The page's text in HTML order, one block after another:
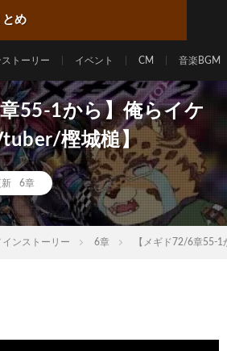
め
ストーリー イベント CM 音楽BGM
55-1から】俺らイケ
樫城槌】
新 6章
インストーリー 6章 【メギド72/6章55-